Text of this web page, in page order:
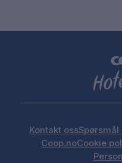
Kontakt ossSpørsmål
Coop.noCookie